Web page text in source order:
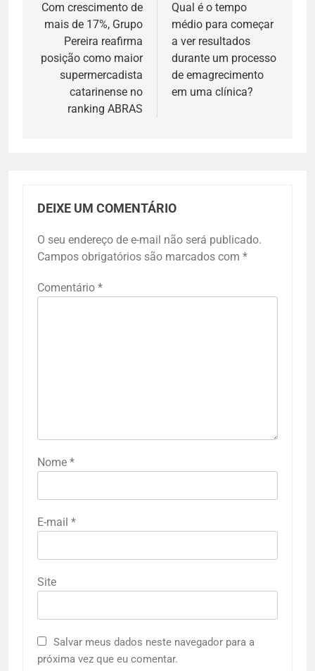
de
Post
Com crescimento de
mais de 17%, Grupo
Pereira reafirma
posição como maior
supermercadista
catarinense no
ranking ABRAS
Qual é o tempo
médio para começar
a ver resultados
durante um processo
de emagrecimento
em uma clínica?
DEIXE UM COMENTÁRIO
O seu endereço de e-mail não será publicado.
Campos obrigatórios são marcados com *
Comentário *
Nome *
E-mail *
Site
Salvar meus dados neste navegador para a
próxima vez que eu comentar.